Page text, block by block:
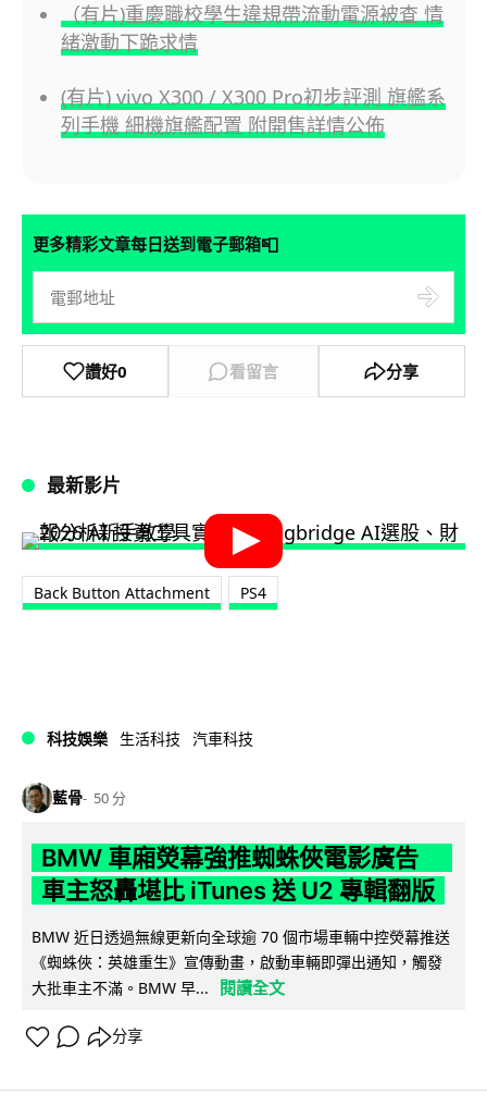
（有片)重慶職校學生違規帶流動電源被查 情
緒激動下跪求情
(有片) vivo X300 / X300 Pro初步評測 旗艦系
列手機 細機旗艦配置 附開售詳情公佈
更多精彩文章每日送到電子郵箱📮
讚好0 看留言 分享
最新影片
Back Button Attachment PS4
科技娛樂 生活科技 汽車科技
藍骨 50 分
BMW 車廂熒幕強推蜘蛛俠電影廣告
車主怒轟堪比 iTunes 送 U2 專輯翻版
BMW 近日透過無線更新向全球逾 70 個市場車輛中控熒幕推送
《蜘蛛俠：英雄重生》宣傳動畫，啟動車輛即彈出通知，觸發
大批車主不滿。BMW 早...
閱讀全文
分享